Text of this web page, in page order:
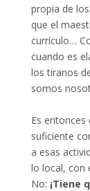
propia de
que el
currículo…
cuando es
los tiranos
somos
Es
suficiente
a esas
lo local, con
No: ¡Tiene